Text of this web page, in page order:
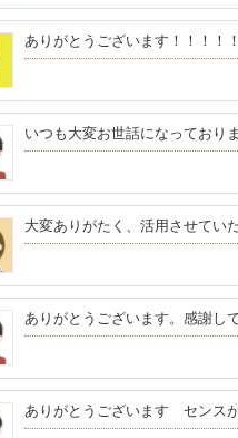
ありがとうございます！！！！
いつも大変お世話になっており
大変ありがたく、活用させてい
ありがとうございます。感謝し
ありがとうございます センス